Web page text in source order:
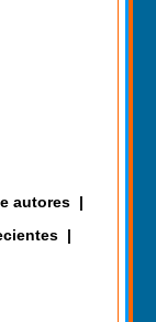
autores |
|